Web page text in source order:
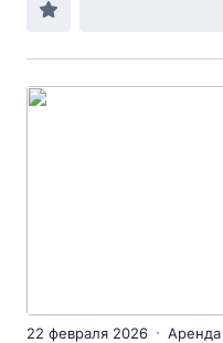
22 февраля 2026 Аренда